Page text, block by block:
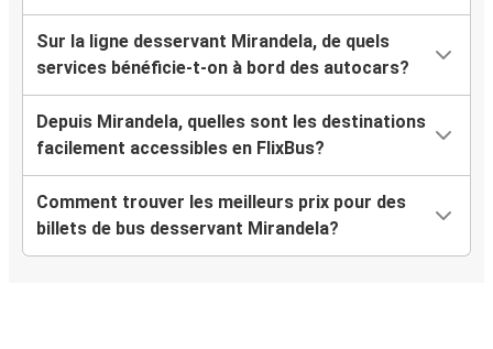
Sur la ligne desservant Mirandela, de quels
services bénéficie-t-on à bord des autocars?
Depuis Mirandela, quelles sont les destinations
facilement accessibles en FlixBus?
Comment trouver les meilleurs prix pour des
billets de bus desservant Mirandela?